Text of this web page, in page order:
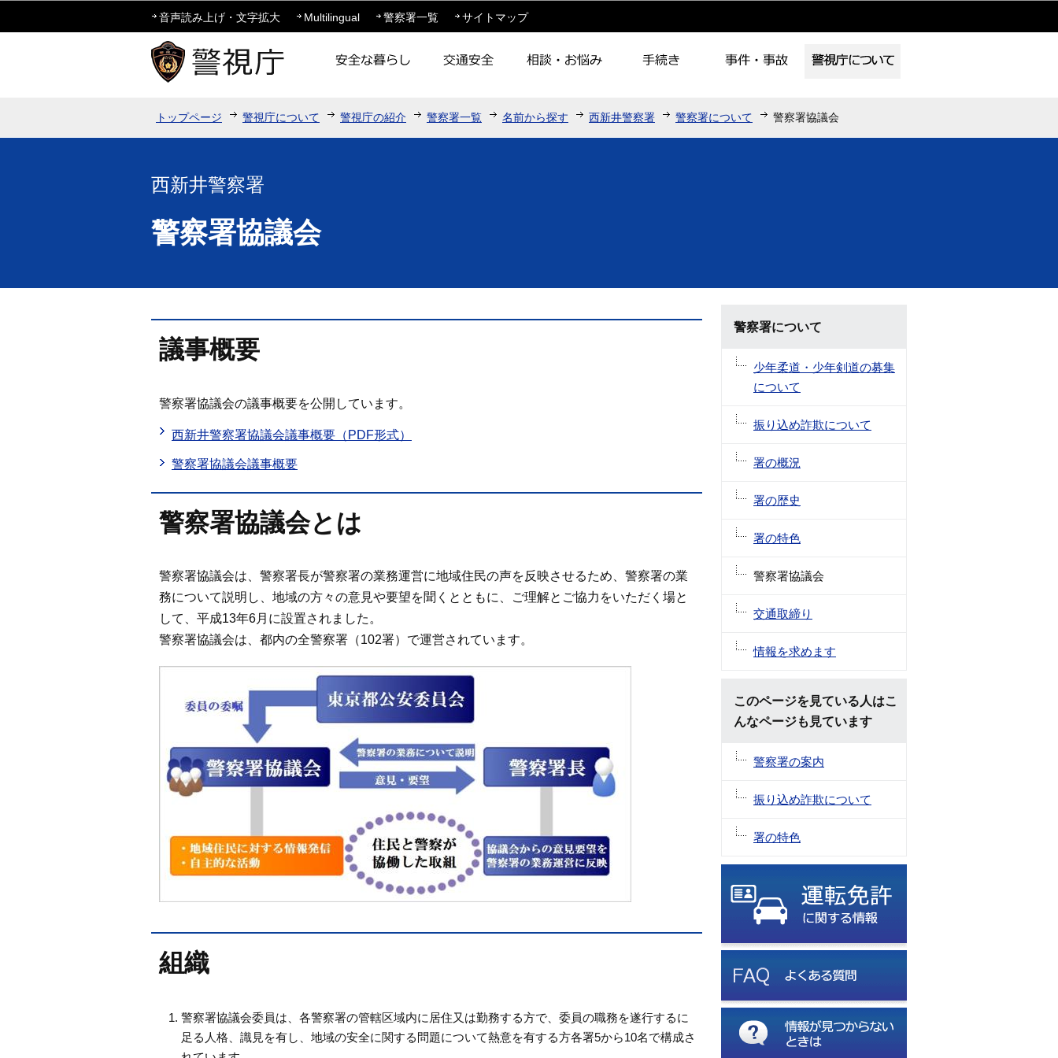
このページの本文へ移動
音声読み上げ・文字拡大 Multilingual 警察署一覧 サイトマップ
トップページ 警視庁について 警視庁の紹介 警察署一覧 名前から探す 西新井警察署 警察署について 警察署協議会
西新井警察署
警察署協議会
議事概要
警察署協議会の議事概要を公開しています。
西新井警察署協議会議事概要（PDF形式）
警察署協議会議事概要
警察署協議会とは
警察署協議会は、警察署長が警察署の業務運営に地域住民の声を反映させるため、警察署の業
務について説明し、地域の方々の意見や要望を聞くとともに、ご理解とご協力をいただく場と
して、平成13年6月に設置されました。
警察署協議会は、都内の全警察署（102署）で運営されています。
組織
警察署協議会委員は、各警察署の管轄区域内に居住又は勤務する方で、委員の職務を遂行するに
足る人格、識見を有し、地域の安全に関する問題について熱意を有する方各署5から10名で構成さ
警察署について
少年柔道・少年剣道の募集
について
振り込め詐欺について
署の概況
署の歴史
署の特色
警察署協議会
交通取締り
情報を求めます
このページを見ている人はこ
んなページも見ています
警察署の案内
振り込め詐欺について
署の特色